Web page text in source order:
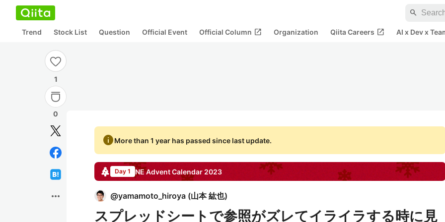
search
Trend Stock List Question Official Event Official Column open_in_new Organization Qiita Careers open_in_new AI x Dev x
1
0
more_horiz
infoMore than 1 year has passed since last update.
Day 1 NEAdvent Calendar 2023
@yamamoto_hiroya (山本 紘也)
スプレッドシートで参照がズレてイライラする時に見